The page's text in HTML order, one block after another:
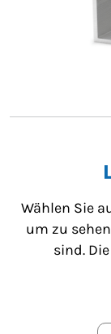
Wählen Sie
um zu
sind.